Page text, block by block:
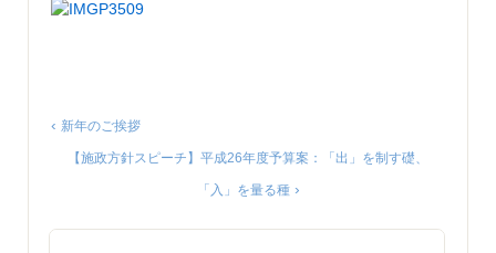
‹ 新年のご挨拶
【施政方針スピーチ】平成26年度予算案：「出」を制す礎、
「入」を量る種›